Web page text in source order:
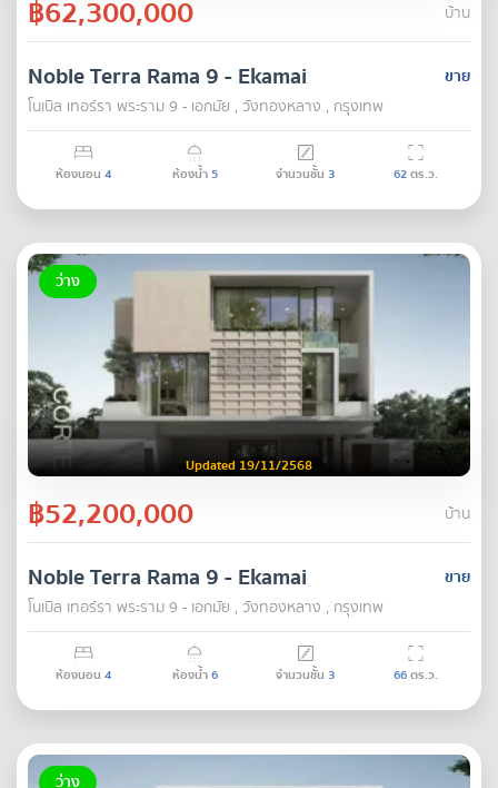
฿62,300,000 บ้าน
ขาย
Noble Terra Rama 9 - Ekamai
โนเบิล เทอร์รา พระราม 9 - เอกมัย , วังทองหลาง , กรุงเทพ
ห้องนอน 4 ห้องน้ำ5 จำนวนชั้น 3 62ตร.ว.
ว่าง
Updated 19/11/2568
฿52,200,000 บ้าน
ขาย
Noble Terra Rama 9 - Ekamai
โนเบิล เทอร์รา พระราม 9 - เอกมัย , วังทองหลาง , กรุงเทพ
ห้องนอน 4 ห้องน้ำ6 จำนวนชั้น 3 66ตร.ว.
ว่าง